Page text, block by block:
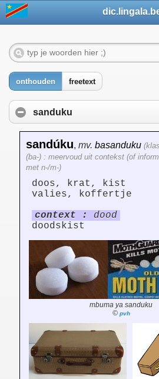
onthouden freetext
sanduku
sandúku, mv. basanduku
(ba-) : meervoud uit contekst (of
met n-/m-)
doos, krat, kist
valies, koffertje
context :
dood
doodskist
mbuma ya sanduku
© pvh